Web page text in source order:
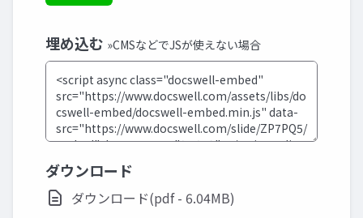
埋め込む »CMSなどでJSが使えない場合
ダウンロード
ダウンロード(pdf - 6.04MB)